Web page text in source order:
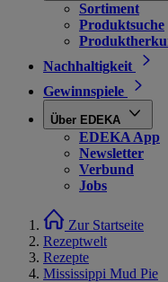
Sortiment
Produktsuche
Nachhaltigkeit
Gewinnspiele
Über EDEKA
EDEKA App
Newsletter
Verbund
Jobs
Zur Startseite
Rezeptwelt
Rezepte
Mississippi Mud Pie